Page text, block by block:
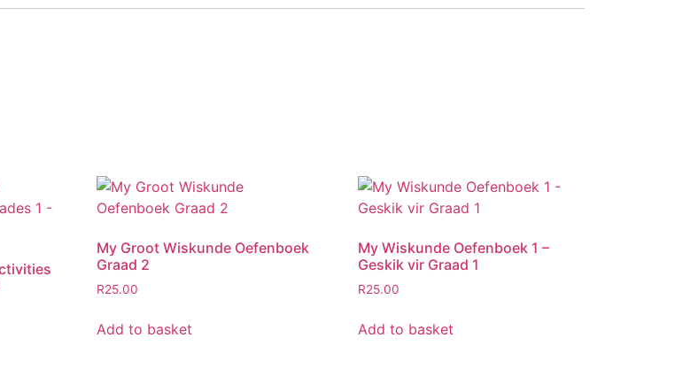
My Groot Wiskunde Oefenboek
Graad 2
R25.00
Add to basket
My Wiskunde Oefenboek 1 –
Geskik vir Graad 1
R25.00
Add to basket